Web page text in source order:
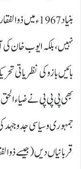
بنیاد 1967ء
نہیں، بلکہ ایوب خان
بائیں بازو کی نظریاتی
بھی پی پی پی نے ضیاء
جمہوری و سیاسی جدوجہد
قربانیاں دیں ( جیسے